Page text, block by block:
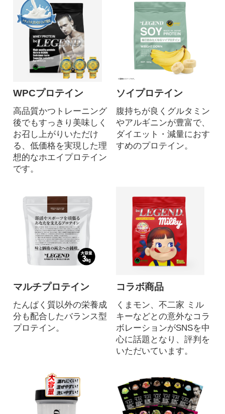
WPCプロテイン
高品質かつトレーニング
後でもすっきり美味しく
お召し上がりいただけ
る、低価格を実現した理
想的なホエイプロテイン
です。
ソイプロテイン
腹持ちが良くグルタミン
やアルギニンが豊富で、
ダイエット・減量におす
すめのプロテイン。
マルチプロテイン
たんぱく質以外の栄養成
分も配合したバランス型
プロテイン。
コラボ商品
くまモン、不二家 ミル
キーなどとの意外なコラ
ボレーションがSNSを中
心に話題となり、評判を
いただいています。